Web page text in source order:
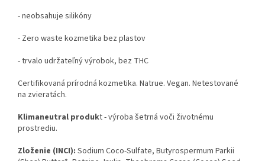
- neobsahuje silikóny
- Zero waste kozmetika bez plastov
- trvalo udržateľný výrobok, bez THC
Certifikovaná prírodná kozmetika. Natrue. Vegan. Netestované
na zvieratách.
Klimaneutral produkt - výroba šetrná voči životnému
prostrediu.
Zloženie (INCI): Sodium Coco-Sulfate, Butyrospermum Parkii